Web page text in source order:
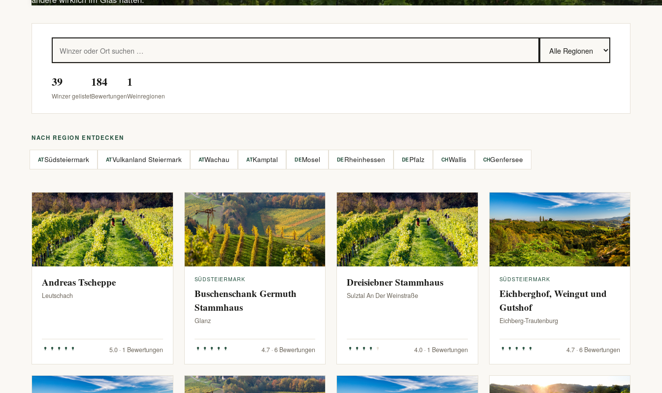
39
Winzer gelistet
184
Bewertungen
1
Weinregionen
NACH REGION ENTDECKEN
ATSüdsteiermark ATVulkanland Steiermark ATWachau ATKamptal DEMosel DE Rheinhessen DE Pfalz CHWallis CHGenfersee
Andreas Tscheppe
Leutschach
5.0 · 1 Bewertungen
SÜDSTEIERMARK
Buschenschank Germuth
Stammhaus
Glanz
4.7 · 6 Bewertungen
Dreisiebner Stammhaus
Sulztal An Der Weinstraße
4.0 · 1 Bewertungen
SÜDSTEIERMARK
Eichberghof, Weingut und
Gutshof
Eichberg-Trautenburg
4.7 · 6 Bewertungen